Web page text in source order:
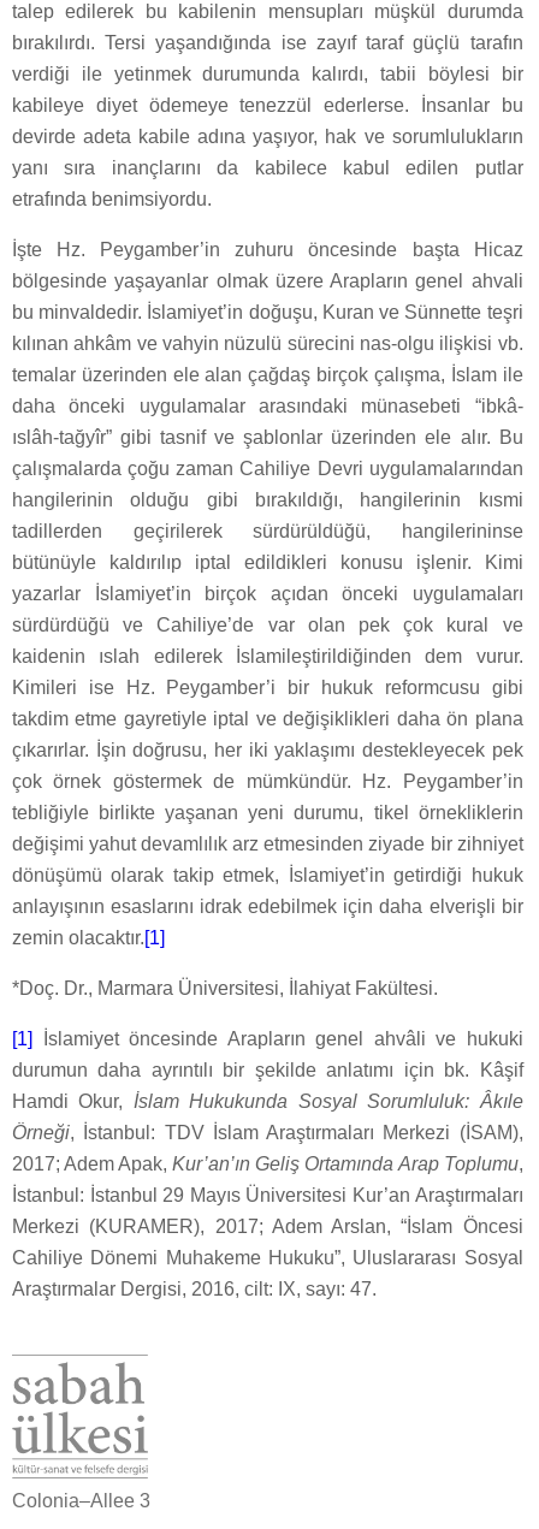
talep edilerek bu kabilenin mensupları müşkül durumda
bırakılırdı. Tersi yaşandığında ise zayıf taraf güçlü tarafın
verdiği ile yetinmek durumunda kalırdı, tabii böylesi bir
kabileye diyet ödemeye tenezzül ederlerse. İnsanlar bu
devirde adeta kabile adına yaşıyor, hak ve sorumlulukların
yanı sıra inançlarını da kabilece kabul edilen putlar
etrafında benimsiyordu.
İşte Hz. Peygamber’in zuhuru öncesinde başta Hicaz
bölgesinde yaşayanlar olmak üzere Arapların genel ahvali
bu minvaldedir. İslamiyet’in doğuşu, Kuran ve Sünnette teşri
kılınan ahkâm ve vahyin nüzulü sürecini nas-olgu ilişkisi vb.
temalar üzerinden ele alan çağdaş birçok çalışma, İslam ile
daha önceki uygulamalar arasındaki münasebeti “ibkâ-
ıslâh-tağyîr” gibi tasnif ve şablonlar üzerinden ele alır. Bu
çalışmalarda çoğu zaman Cahiliye Devri uygulamalarından
hangilerinin olduğu gibi bırakıldığı, hangilerinin kısmi
tadillerden geçirilerek sürdürüldüğü, hangilerininse
bütünüyle kaldırılıp iptal edildikleri konusu işlenir. Kimi
yazarlar İslamiyet’in birçok açıdan önceki uygulamaları
sürdürdüğü ve Cahiliye’de var olan pek çok kural ve
kaidenin ıslah edilerek İslamileştirildiğinden dem vurur.
Kimileri ise Hz. Peygamber’i bir hukuk reformcusu gibi
takdim etme gayretiyle iptal ve değişiklikleri daha ön plana
çıkarırlar. İşin doğrusu, her iki yaklaşımı destekleyecek pek
çok örnek göstermek de mümkündür. Hz. Peygamber’in
tebliğiyle birlikte yaşanan yeni durumu, tikel örnekliklerin
değişimi yahut devamlılık arz etmesinden ziyade bir zihniyet
dönüşümü olarak takip etmek, İslamiyet’in getirdiği hukuk
anlayışının esaslarını idrak edebilmek için daha elverişli bir
zemin olacaktır.[1]
*Doç. Dr., Marmara Üniversitesi, İlahiyat Fakültesi.
[1]
İslamiyet öncesinde Arapların genel ahvâli ve hukuki
durumun daha ayrıntılı bir şekilde anlatımı için bk. Kâşif
Hamdi Okur, İslam Hukukunda Sosyal Sorumluluk: Âkıle
Örneği, İstanbul: TDV İslam Araştırmaları Merkezi (İSAM),
2017; Adem Apak,Kur’an’ın Geliş Ortamında Arap Toplumu,
İstanbul: İstanbul 29 Mayıs Üniversitesi Kur’an Araştırmaları
Merkezi (KURAMER), 2017; Adem Arslan, “İslam Öncesi
Cahiliye Dönemi Muhakeme Hukuku”, Uluslararası Sosyal
Araştırmalar Dergisi, 2016, cilt: IX, sayı: 47.
Colonia–Allee 3